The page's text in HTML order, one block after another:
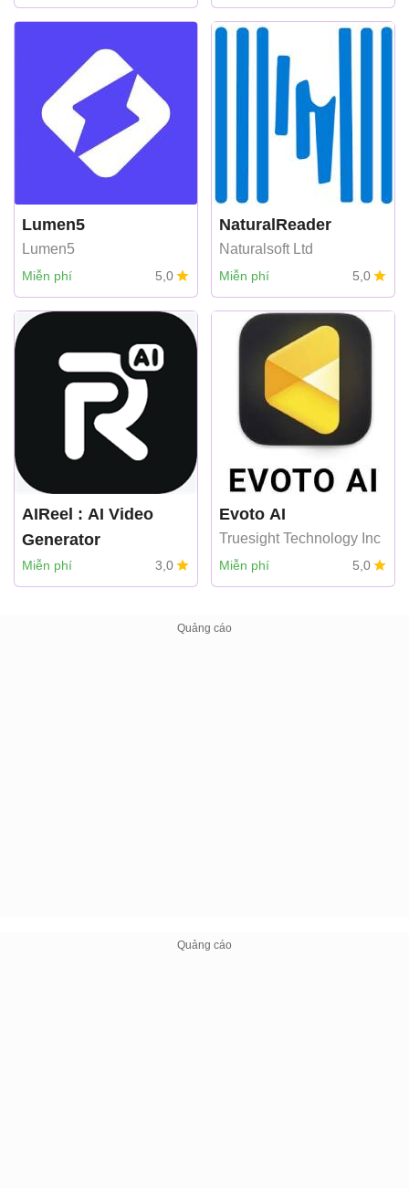
Lumen5
Lumen5
Miễn phí 5,0
NaturalReader
Naturalsoft Ltd
Miễn phí 5,0
AIReel : AI Video
Generator
FunCreate LIMITED
Miễn phí 3,0
Evoto AI
Truesight Technology Inc
Miễn phí 5,0